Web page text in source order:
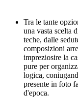
Tra le tante
una vasta scelta
teche, dalle
composizioni
impreziosire la
pure per
logica,
presente in foto
d'epoca.